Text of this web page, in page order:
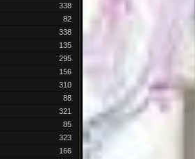
338
82
338
135
295
156
310
88
321
85
323
166